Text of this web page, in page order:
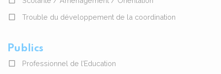
Trouble du développement de la coordination
Publics
Professionnel de l’Education